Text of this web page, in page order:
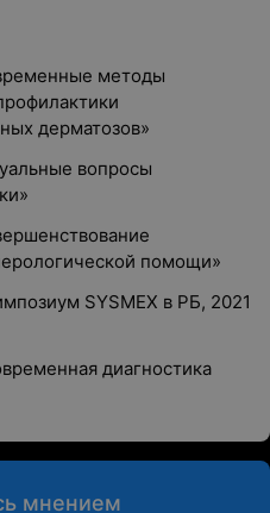
методы
дерматозов»
вопросы
помощи»
SYSMEX в РБ, 2021
диагностика
мнением